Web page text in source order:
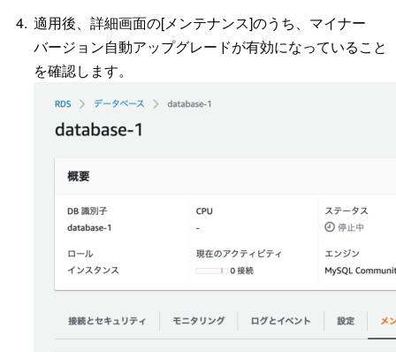
適用後、詳細画面の[メンテナンス]のうち、マイナー
バージョン自動アップグレードが有効になっていること
を確認します。